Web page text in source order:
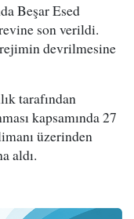
Beşar Esed
son verildi.
devrilmesine
tarafından
kapsamında 27
üzerinden
aldı.